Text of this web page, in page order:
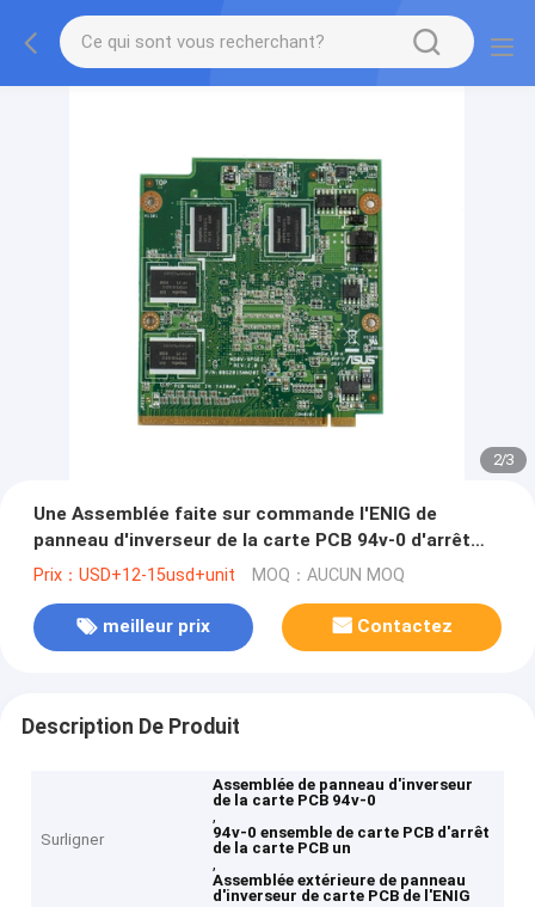
2/3
Une Assemblée faite sur commande l'ENIG de
panneau d'inverseur de la carte PCB 94v-0 d'arrêt
extérieur
Prix：USD+12-15usd+unit MOQ：AUCUN MOQ
meilleur prix Contactez
Description De Produit
Surligner
Assemblée de panneau d'inverseur
de la carte PCB 94v-0
,
94v-0 ensemble de carte PCB d'arrêt
de la carte PCB un
,
Assemblée extérieure de panneau
d'inverseur de carte PCB de l'ENIG